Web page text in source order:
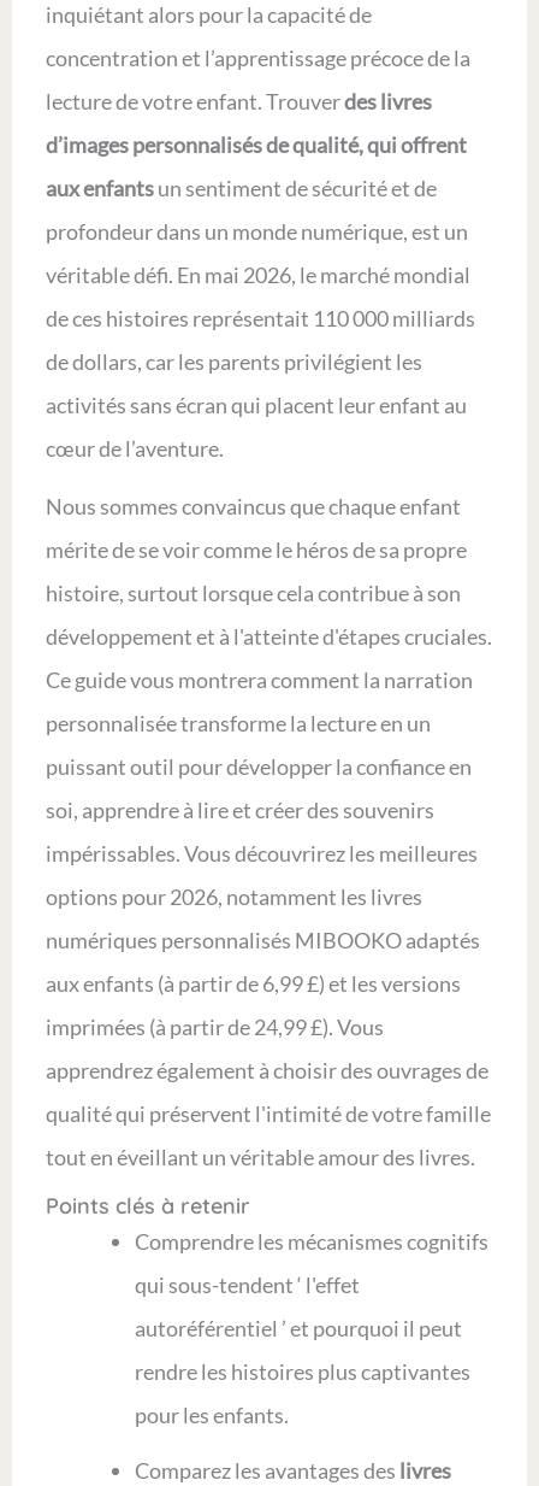
inquiétant alors pour la capacité de
concentration et l’apprentissage précoce de la
lecture de votre enfant. Trouverdes livres
d’images personnalisés de qualité, qui offrent
aux enfantsun sentiment de sécurité et de
profondeur dans un monde numérique, est un
véritable défi. En mai 2026, le marché mondial
de ces histoires représentait 110 000 milliards
de dollars, car les parents privilégient les
activités sans écran qui placent leur enfant au
cœur de l’aventure.
Nous sommes convaincus que chaque enfant
mérite de se voir comme le héros de sa propre
histoire, surtout lorsque cela contribue à son
développement et à l'atteinte d'étapes cruciales.
Ce guide vous montrera comment la narration
personnalisée transforme la lecture en un
puissant outil pour développer la confiance en
soi, apprendre à lire et créer des souvenirs
impérissables. Vous découvrirez les meilleures
options pour 2026, notamment les livres
numériques personnalisés MIBOOKO adaptés
aux enfants (à partir de 6,99 £) et les versions
imprimées (à partir de 24,99 £). Vous
apprendrez également à choisir des ouvrages de
qualité qui préservent l'intimité de votre famille
tout en éveillant un véritable amour des livres.
Points clés à retenir
Comprendre les mécanismes cognitifs
qui sous-tendent ‘ l'effet
autoréférentiel ’ et pourquoi il peut
rendre les histoires plus captivantes
pour les enfants.
Comparez les avantages des livres